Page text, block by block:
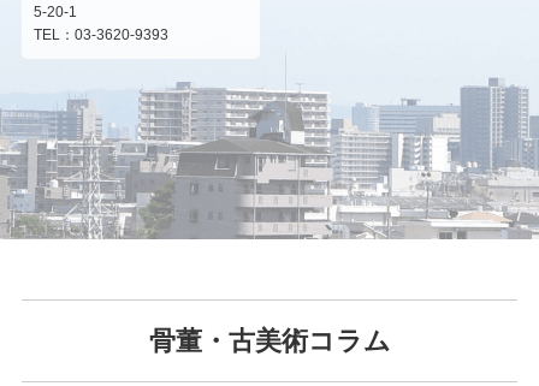
5-20-1
TEL：03-3620-9393
骨董・古美術コラム